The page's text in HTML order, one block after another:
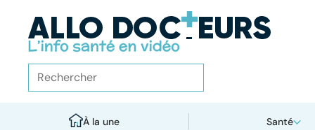
À la une Santé